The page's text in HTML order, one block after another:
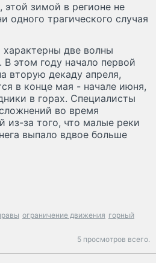
зимой в регионе не
одного трагического случая
две волны
этом году начало первой
вторую декаду апреля,
в конце мая - начале июня,
в горах. Специалисты
во время
из-за того, что малые реки
выпало вдвое больше
ограничение движения горный
5 просмотров всего.